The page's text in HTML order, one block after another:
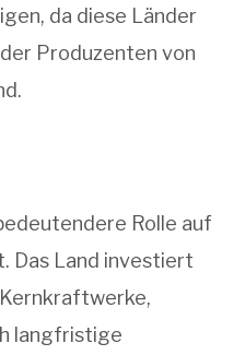
da diese Länder
Produzenten von
Rolle auf
Das Land investiert
langfristige